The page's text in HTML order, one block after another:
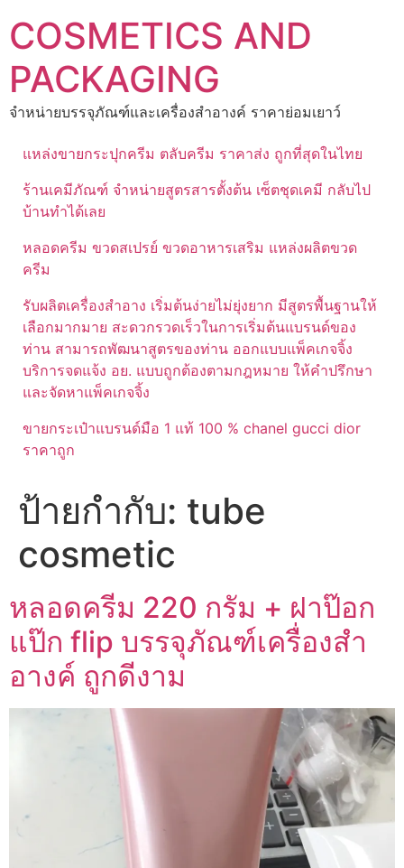
to
content
COSMETICS AND
PACKAGING
จำหน่ายบรรจุภัณฑ์และเครื่องสำอางค์ ราคาย่อมเยาว์
แหล่งขายกระปุกครีม ตลับครีม ราคาส่ง ถูกที่สุดในไทย
ร้านเคมีภัณฑ์ จำหน่ายสูตรสารตั้งต้น เซ็ตชุดเคมี กลับไป
บ้านทำได้เลย
หลอดครีม ขวดสเปรย์ ขวดอาหารเสริม แหล่งผลิตขวด
ครีม
รับผลิตเครื่องสำอาง เริ่มต้นง่ายไม่ยุ่งยาก มีสูตรพื้นฐานให้
เลือกมากมาย สะดวกรวดเร็วในการเริ่มต้นแบรนด์ของ
ท่าน สามารถพัฒนาสูตรของท่าน ออกแบบแพ็คเกจจิ้ง
บริการจดแจ้ง อย. แบบถูกต้องตามกฎหมาย ให้คำปรึกษา
และจัดหาแพ็คเกจจิ้ง
ขายกระเป๋าแบรนด์มือ 1 แท้ 100 % chanel gucci dior
ราคาถูก
ป้ายกำกับ: tube
cosmetic
หลอดครีม 220 กรัม + ฝาป๊อก
แป๊ก flip บรรจุภัณฑ์เครื่องสำ
อางค์ ถูกดีงาม